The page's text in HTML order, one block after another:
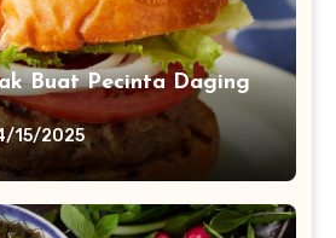
Buat Pecinta Daging
15/2025